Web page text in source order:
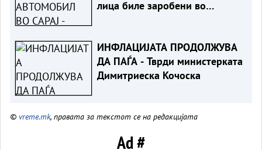
лица биле заробени во
ИНФЛАЦИЈАТА ПРОДОЛЖУВА
ДА ПАЃА - Тврди министерката
Димитриеска Кочоска
© vreme.mk, правата за текстот се на редакцијата
Ad #